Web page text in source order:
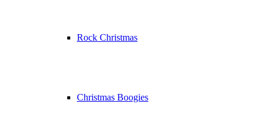
Rock Christmas
Christmas Boogies